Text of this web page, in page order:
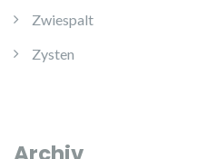
Zwiespalt
Zysten